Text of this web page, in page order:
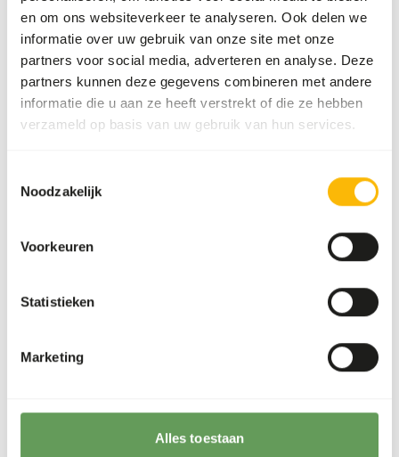
en om ons websiteverkeer te analyseren. Ook delen we
informatie over uw gebruik van onze site met onze
partners voor social media, adverteren en analyse. Deze
partners kunnen deze gegevens combineren met andere
informatie die u aan ze heeft verstrekt of die ze hebben
verzameld op basis van uw gebruik van hun services.
Noodzakelijk
Voorkeuren
Statistieken
Marketing
Alles toestaan
Haagsche Mix is an additional mixture designed specifically
garvocyme (with exception of the 900-series).
• Give during the breeding season: a handful of 3865
solution junior onto 1 kg feed made moist with some
linseed oil; extra calcium/proteins in the form of, for
example, 9518 garvocalcium 1x per 2 days (the rest of the
year 1x per week); extra 5512 mixed pigeon grit 5.
• Make sure there’s always 5512 mixed pigeon grit 5 (with